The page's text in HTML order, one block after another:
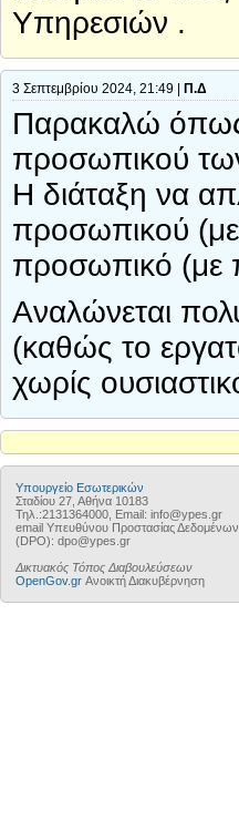
Υπηρεσιών .
3 Σεπτεμβρίου 2024, 21:49 | Π.Δ
Παρακαλώ όπως
προσωπικού
Η διάταξη να
προσωπικού (με
προσωπικό (με
Αναλώνεται
(καθώς το
χωρίς
Υπουργείο Εσωτερικών
Σταδίου 27, Αθήνα 10183
Τηλ.:2131364000, Email: info@ypes.gr
email Υπευθύνου Προστασίας Δεδομένων
(DPO): dpo@ypes.gr
Δικτυακός Τόπος Διαβουλεύσεων
OpenGov.gr Ανοικτή Διακυβέρνηση